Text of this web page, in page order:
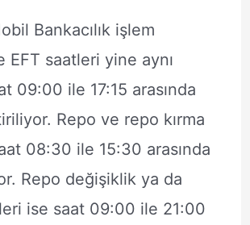
Bankacılık işlem
EFT saatleri yine aynı
09:00 ile 17:15 arasında
Repo ve repo kırma
08:30 ile 15:30 arasında
Repo değişiklik ya da
ise saat 09:00 ile 21:00